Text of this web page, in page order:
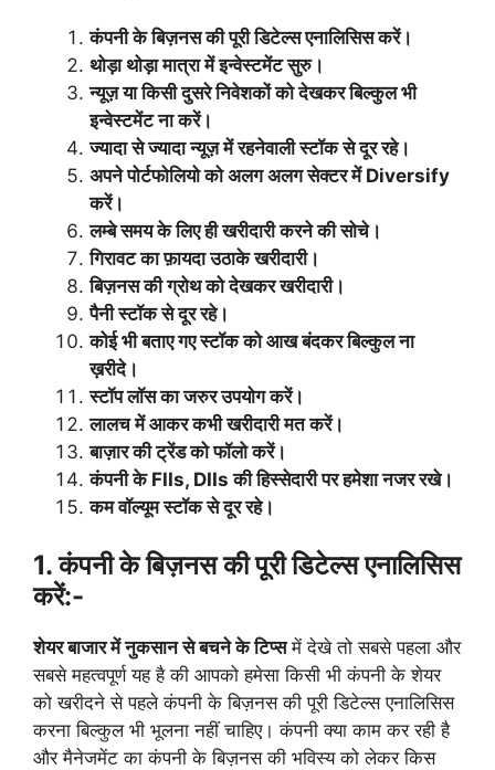
कंपनी के बिज़नस की पूरी डिटेल्स एनालिसिस करें।
थोड़ा थोड़ा मात्रा में इन्वेस्टमेंट सुरु।
न्यूज़ या किसी दुसरे निवेशकों को देखकर बिल्कुल भी
इन्वेस्टमेंट ना करें।
ज्यादा से ज्यादा न्यूज़ में रहनेवाली स्टॉक से दूर रहे।
अपने पोर्टफोलियो को अलग अलग सेक्टर में Diversify
करें।
लम्बे समय के लिए ही खरीदारी करने की सोचे।
गिरावट का फ़ायदा उठाके खरीदारी।
बिज़नस की ग्रोथ को देखकर खरीदारी।
पैनी स्टॉक से दूर रहे।
कोई भी बताए गए स्टॉक को आख बंदकर बिल्कुल ना
ख़रीदे।
स्टॉप लॉस का जरुर उपयोग करें।
लालच में आकर कभी खरीदारी मत करें।
बाज़ार की ट्रेंड को फॉलो करें।
कंपनी के FIIs, DIIs की हिस्सेदारी पर हमेशा नजर रखे।
कम वॉल्यूम स्टॉक से दूर रहे।
1. कंपनी के बिज़नस की पूरी डिटेल्स एनालिसिस
करें:-
शेयर बाजार में नुकसान से बचने के टिप्समें देखे तो सबसे पहला और
सबसे महत्वपूर्ण यह है की आपको हमेसा किसी भी कंपनी के शेयर
को खरीदने से पहले कंपनी के बिज़नस की पूरी डिटेल्स एनालिसिस
करना बिल्कुल भी भूलना नहीं चाहिए। कंपनी क्या काम कर रही है
और मैनेजमेंट का कंपनी के बिज़नस की भविस्य को लेकर किस